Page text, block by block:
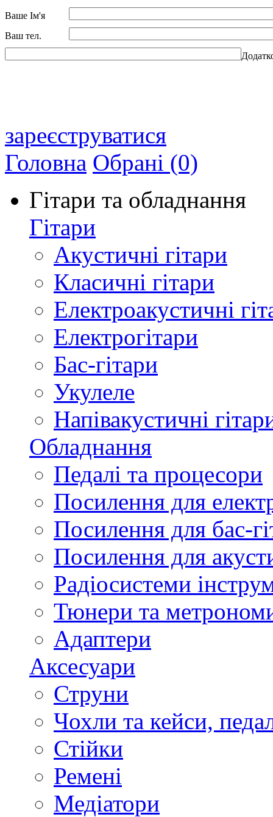
Ваше Ім'я
Ваш тел.
зареєструватися
Головна Обрані (0)
Гітари та обладнання
Гітари
Акустичні гітари
Класичні гітари
Електроакустичні
Електрогітари
Бас-гітари
Укулеле
Напівакустичні
Обладнання
Педалі та процесори
Посилення для
Посилення для бас-
Посилення для
Радіосистеми
Тюнери та
Адаптери
Аксесуари
Струни
Чохли та кейси,
Стійки
Ремені
Медіатори